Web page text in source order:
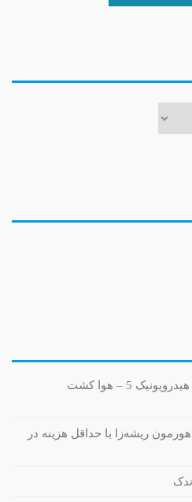
روش کشت هیدروپونیک 5 – هوا کشت
ریشه‌زا با حداقل هزینه در